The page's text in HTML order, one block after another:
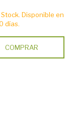
Stock. Disponible en
días.
COMPRAR